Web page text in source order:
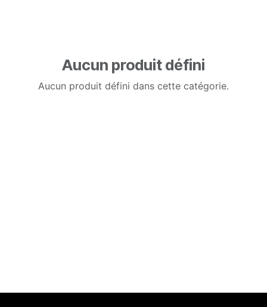
Aucun produit défini
Aucun produit défini dans cette catégorie.